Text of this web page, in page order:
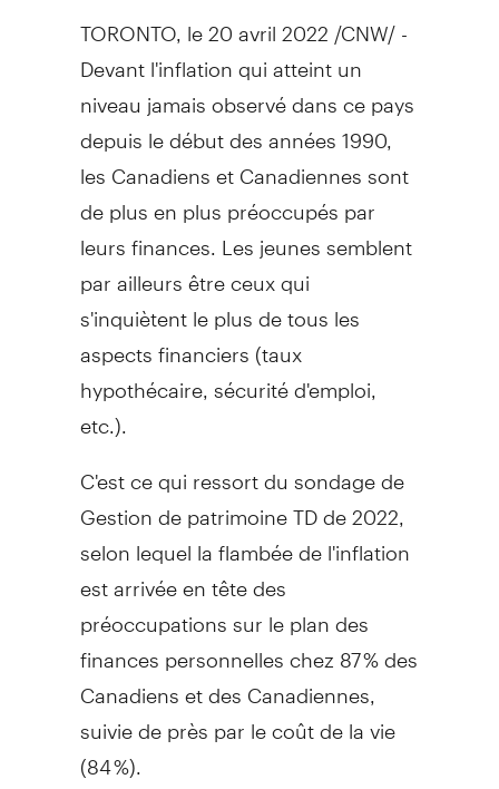
TORONTO, le 20 avril 2022 /CNW/ -
Devant l'inflation qui atteint un
niveau jamais observé dans ce pays
depuis le début des années 1990,
les Canadiens et Canadiennes sont
de plus en plus préoccupés par
leurs finances. Les jeunes semblent
par ailleurs être ceux qui
s'inquiètent le plus de tous les
aspects financiers (taux
hypothécaire, sécurité d'emploi,
etc.).
C'est ce qui ressort du sondage de
Gestion depatrimoine TD de 2022,
selon lequel la flambée de l'inflation
est arrivée en tête des
préoccupations sur le plan des
finances personnelles chez 87 % des
Canadiens et des Canadiennes,
suivie de près par le coût de la vie
(84 %).